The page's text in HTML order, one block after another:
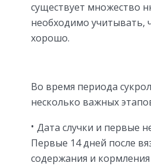
существует множество
необходимо учитывать,
хорошо.
Во время периода
несколько важных
Дата случки и первые
Первые 14 дней после
содержания и